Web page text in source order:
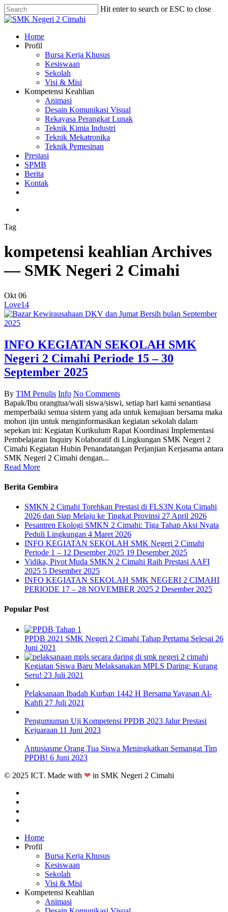
Skip
to
content
Hit enter to search or ESC to close
Close
search
Menu
Home
Profil
Bursa Kerja Khusus
Kesiswaan
Sekolah
Visi & Misi
Kompetensi Keahlian
Animasi
Desain Komunikasi Visual
Rekayasa Perangkat Lunak
Teknik Kimia Industri
Teknik Mekatronika
Teknik Pemesinan
Prestasi
SPMB
Berita
Kontak
Tag
kompetensi keahlian Archives
— SMK Negeri 2 Cimahi
Okt 06
Love14
INFO KEGIATAN SEKOLAH SMK
Negeri 2 Cimahi Periode 15 – 30
September 2025
By TIM Penulis Info No Comments
Bapak/Ibu orangtua/wali siswa/siswi, setiap hari kami senantiasa
memperbaiki semua sistem yang ada untuk kemajuan bersama maka
mohon ijin untuk menginformasikan kegiatan sekolah dalam
sepekan ini: Kegiatan Kurikulum Rapat Koordinasi Implementasi
Pembelajaran Inquiry Kolaboratif di Lingkungan SMK Negeri 2
Cimahi Kegiatan Hubin Penandatangan Perjanjian Kerjasama antara
SMK Negeri 2 Cimahi dengan...
Read More
Berita Gembira
SMKN 2 Cimahi Torehkan Prestasi di FLS3N Kota Cimahi
2026 dan Siap Melaju ke Tingkat Provinsi 27 April 2026
Pesantren Ekologi SMKN 2 Cimahi: Tiga Tahap Aksi Nyata
Peduli Lingkungan 4 Maret 2026
INFO KEGIATAN SEKOLAH SMK Negeri 2 Cimahi
Periode 1 – 12 Desember 2025 19 Desember 2025
Vidika, Pivot Muda SMKN 2 Cimahi Raih Prestasi AAFI
2025 5 Desember 2025
INFO KEGIATAN SEKOLAH SMK NEGERI 2 CIMAHI
PERIODE 17 – 28 NOVEMBER 2025 2 Desember 2025
Popular Post
PPDB 2021 SMK Negeri 2 Cimahi Tahap Pertama Selesai 26
Juni 2021
Kegiatan Siswa Baru Melaksanakan MPLS Daring: Kurang
Seru! 23 Juli 2021
Pelaksanaan Ibadah Kurban 1442 H Bersama Yayasan Al-
Kahfi 27 Juli 2021
Pengumuman Uji Kompetensi PPDB 2023 Jalur Prestasi
Kejuaraan 11 Juni 2023
Antusiasme Orang Tua Siswa Meningkatkan Semangat Tim
PPDB! 6 Juni 2023
© 2025 ICT. Made with ❤ in SMK Negeri 2 Cimahi
Close
Menu
Home
Profil
Bursa Kerja Khusus
Kesiswaan
Sekolah
Visi & Misi
Kompetensi Keahlian
Animasi